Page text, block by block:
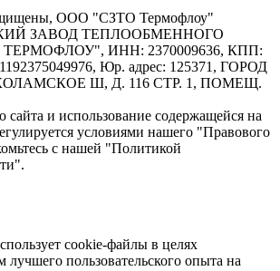
ООО "СЗТО Термофлоу"
ЗАВОД ТЕПЛООБМЕННОГО
ИНН: 2370009636, КПП:
Юр. адрес: 125371, ГОРОД
Ш, Д. 116 СТР. 1, ПОМЕЩ.
сайта и использование содержащейся на
условиями нашего "Правового
с нашей "Политикой
cookie-файлы в целях
лучшего пользовательского опыта на